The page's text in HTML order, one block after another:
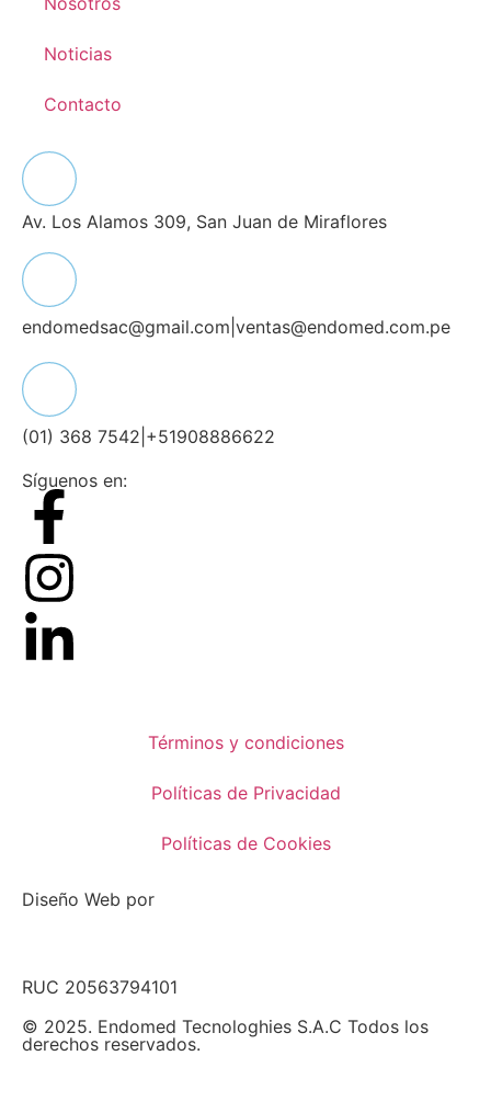
Noticias
Contacto
Av. Los Alamos 309, San Juan de Miraflores
endomedsac@gmail.com ventas@endomed.com.pe
(01) 368 7542 +51908886622
Síguenos en:
Términos y condiciones
Políticas de Privacidad
Políticas de Cookies
Diseño Web por
RUC 20563794101
© 2025. Endomed Tecnologhies S.A.C Todos los
derechos reservados.